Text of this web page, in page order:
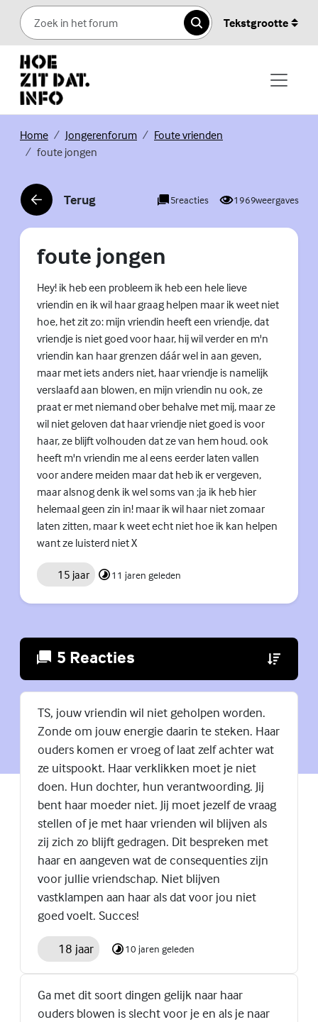
Skip to content
Zoeken
Tekstgrootte
Home(Externe link)
Jongerenforum(Externe link)
Foute vrienden
foute jongen
Terug
(Externe link) 5reacties 1969weergaves
foute jongen
Hey! ik heb een probleem ik heb een hele lieve
vriendin en ik wil haar graag helpen maar ik weet niet
hoe, het zit zo: mijn vriendin heeft een vriendje, dat
vriendje is niet goed voor haar, hij wil verder en m'n
vriendin kan haar grenzen dáár wel in aan geven,
maar met iets anders niet, haar vriendje is namelijk
verslaafd aan blowen, en mijn vriendin nu ook, ze
praat er met niemand ober behalve met mij, maar ze
wil niet geloven dat haar vriendje niet goed is voor
haar, ze blijft volhouden dat ze van hem houd. ook
heeft m'n vriendin me al eens eerder laten vallen
voor andere meiden maar dat heb ik er vergeven,
maar alsnog denk ik wel soms van ;ja ik heb hier
helemaal geen zin in! maar ik wil haar niet zomaar
laten zitten, maar k weet echt niet hoe ik kan helpen
want ze luisterd niet X
15 jaar 11 jaren geleden
5 Reacties (Externe
TS, jouw vriendin wil niet geholpen worden.
Zonde om jouw energie daarin te steken. Haar
ouders komen er vroeg of laat zelf achter wat
ze uitspookt. Haar verklikken moet je niet
doen. Hun dochter, hun verantwoording. Jij
bent haar moeder niet. Jij moet jezelf de vraag
stellen of je met haar vrienden wil blijven als
zij zich zo blijft gedragen. Dit bespreken met
haar en aangeven wat de consequenties zijn
voor jullie vriendschap. Niet blijven
vastklampen aan haar als dat voor jou niet
goed voelt. Succes!
18 jaar 10 jaren geleden
Ga met dit soort dingen gelijk naar haar
ouders blowen is slecht voor je en als je naar